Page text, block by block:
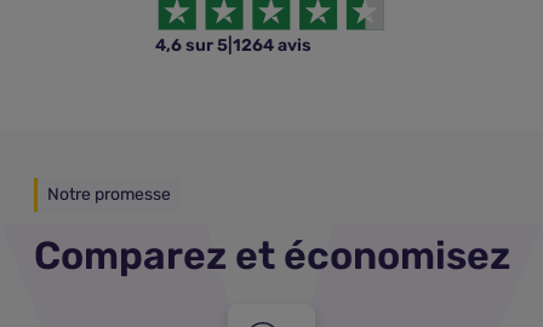
4,6 sur 5 1264 avis
Notre promesse
Comparez et économisez